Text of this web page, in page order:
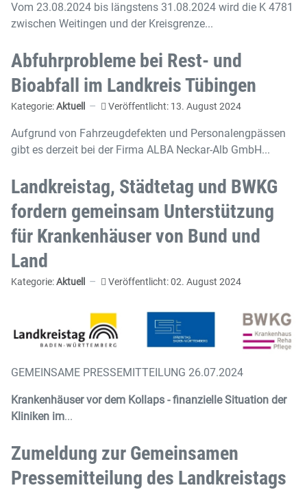
Vom 23.08.2024 bis längstens 31.08.2024 wird die K 4781
zwischen Weitingen und der Kreisgrenze...
Abfuhrprobleme bei Rest- und
Bioabfall im Landkreis Tübingen
Kategorie:Aktuell Veröffentlicht: 13. August 2024
Aufgrund von Fahrzeugdefekten und Personalengpässen
gibt es derzeit bei der Firma ALBA Neckar-Alb GmbH...
Landkreistag, Städtetag und BWKG
fordern gemeinsam Unterstützung
für Krankenhäuser von Bund und
Land
Kategorie:Aktuell Veröffentlicht: 02. August 2024
GEMEINSAME PRESSEMITTEILUNG 26.07.2024
Krankenhäuser vor dem Kollaps - finanzielle Situation der
Kliniken im...
Zumeldung zur Gemeinsamen
Pressemitteilung des Landkreistags